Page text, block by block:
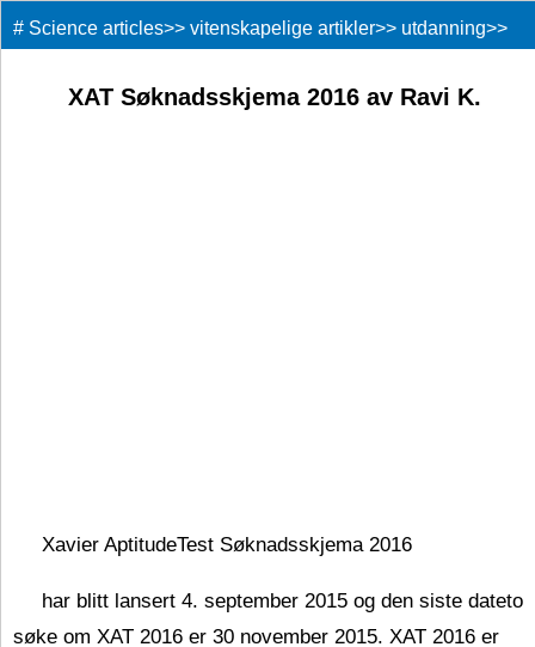
# Science articles>> vitenskapelige artikler>> utdanning>>
XAT Søknadsskjema 2016 av Ravi K.
Xavier AptitudeTest Søknadsskjema 2016
har blitt lansert 4. september 2015 og den siste dateto
søke om XAT 2016 er 30 november 2015. XAT 2016 er